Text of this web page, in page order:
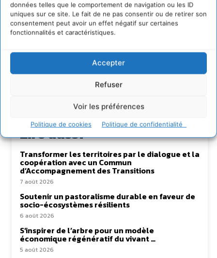
données telles que le comportement de navigation ou les ID
uniques sur ce site. Le fait de ne pas consentir ou de retirer son
consentement peut avoir un effet négatif sur certaines
fonctionnalités et caractéristiques.
Accepter
Refuser
Voir les préférences
Politique de cookies Politique de confidentialité
Rédaction Cdurable
https:/cdurable.info
Lire aussi
Transformer les territoires par le dialogue et la
coopération avec un Commun
d’Accompagnement des Transitions
7 août 2026
Soutenir un pastoralisme durable en faveur de
socio-écosystèmes résilients
6 août 2026
S’inspirer de l’arbre pour un modèle
économique régénératif du vivant …
5 août 2026